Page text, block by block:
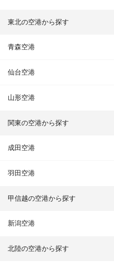
東北の空港から探す
青森空港
仙台空港
山形空港
関東の空港から探す
成田空港
羽田空港
甲信越の空港から探す
新潟空港
北陸の空港から探す